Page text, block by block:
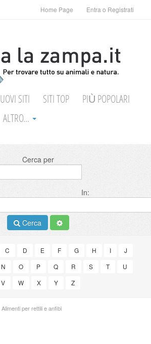
Home Page Entra o Registrati
SITI SITI TOP
PIÙ POPOLARI
ALTRO...
Cerca per
In:
Cerca
C D E F G H I
J
N O P Q R S T
U
V
W X Y Z
Alimenti per rettili e anfibi